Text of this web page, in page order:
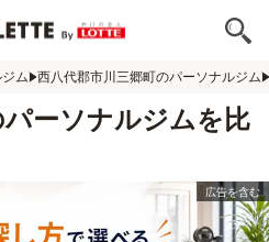
ム 西八代郡市川三郷町のパーソナルジム
ーソナルジムを比